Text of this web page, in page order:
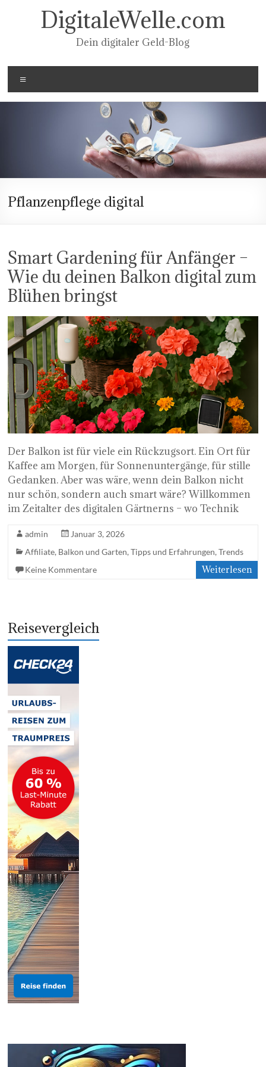
springenDigitaleWelle.com
Dein digitaler Geld-Blog
Pflanzenpflege digital
Smart Gardening für Anfänger –
Wie du deinen Balkon digital zum
Blühen bringst
Der Balkon ist für viele ein Rückzugsort. Ein Ort für
Kaffee am Morgen, für Sonnenuntergänge, für stille
Gedanken. Aber was wäre, wenn dein Balkon nicht
nur schön, sondern auch smart wäre? Willkommen
im Zeitalter des digitalen Gärtnerns – wo Technik
admin
Januar 3, 2026
Affiliate, Balkon und Garten,Tipps und Erfahrungen,Trends
Keine Kommentare
Weiterlesen
Reisevergleich